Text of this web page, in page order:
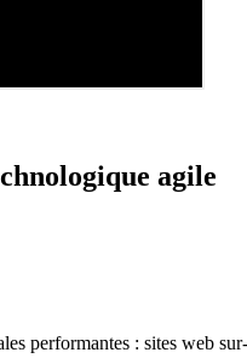
agile
performantes : sites web